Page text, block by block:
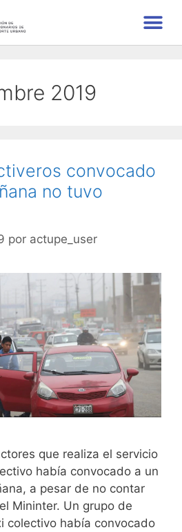
2019
convocado
no tuvo
por actupe_user
que realiza el servicio
había convocado a un
a pesar de no contar
Mininter. Un grupo de
colectivo había convocado